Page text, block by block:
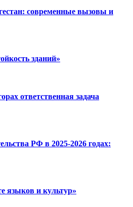
современные вызовы и
зданий»
ответственная задача
РФ в 2025-2026 годах:
языков и культур»